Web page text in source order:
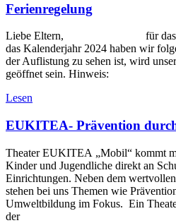
Ferienregelung
Liebe Eltern, für das
das Kalenderjahr 2024 haben wir
der Auflistung zu sehen ist, wird
geöffnet sein. Hinweis:
Lesen
EUKITEA- Prävention
Theater EUKITEA „Mobil“ kommt
Kinder und Jugendliche direkt an
Einrichtungen. Neben dem
stehen bei uns Themen wie
Umweltbildung im Fokus. Ein
der